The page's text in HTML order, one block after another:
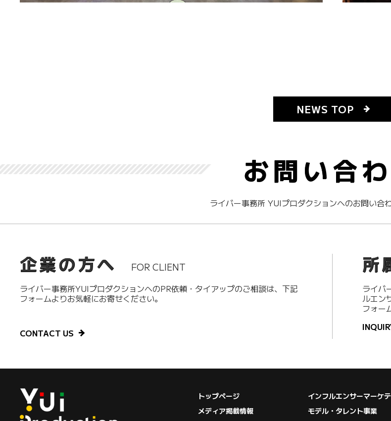
NEWS TOP
お問い合
ライバー事務所 YUIプロダクションへのお問い合
企業の方へ FOR CLIENT
ライバー事務所YUIプロダクションへのPR依頼・タイアップのご相談は、下記
フォームよりお気軽にお寄せください。
CONTACT US
所
ライバ
ルエン
フォー
トップページ
メディア掲載情報
インフルエンサーマーケ
モデル・タレント事業